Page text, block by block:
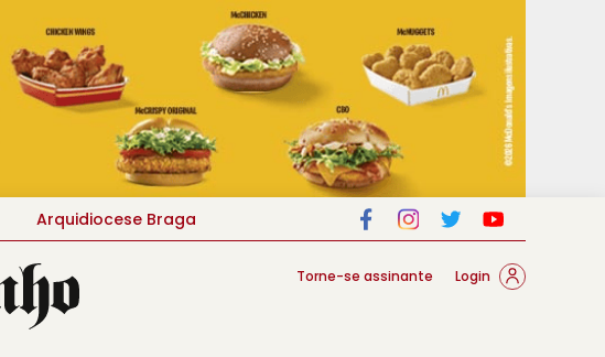
Arquidiocese Braga
Torne-se assinante Login